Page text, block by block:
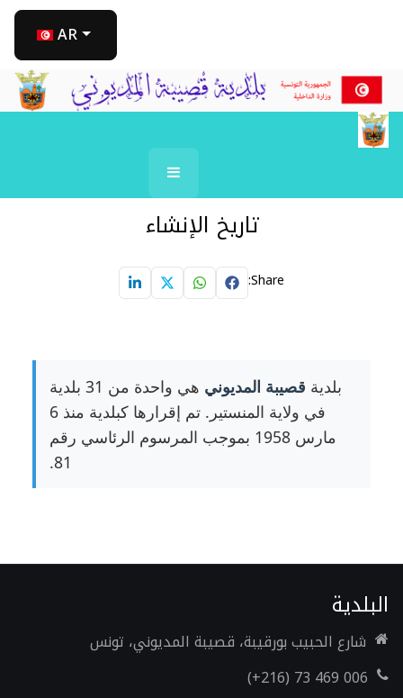
اختر لغتك
AR
تاريخ الإنشاء
Share:
بلدية قصيبة المديوني
هي واحدة من 31 بلدية
في ولاية المنستير. تم إقرارها كبلدية منذ 6
مارس 1958 بموجب المرسوم الرئاسي رقم
81.
البلدية
شارع الحبيب بورقيبة، قصيبة المديوني، تونس
006 469 73 (216+)